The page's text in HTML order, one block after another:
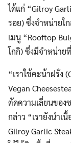
ได้แก่ “Gilroy
รอย) ซึ่งจำหน่ายใ
เมนู “Rooftop
โกกิ) ซึ่งมีจำหน่าย
“เราใช้คะน้าฝรั่ง
Vegan
ตัดความเลี่ยนของ
กล่าว “เรายังนำเ
Gilroy Garlic